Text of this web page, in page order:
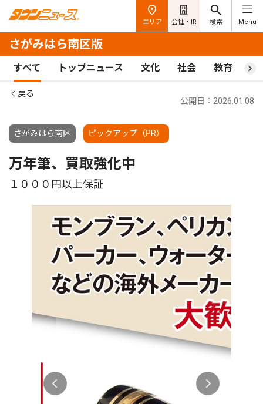
エリア 会社・IR 検索 Menu
さがみはら南区版
すべて トップニュース 文化 社会 教育 ス
戻る
さがみはら南区 ピックアップ（PR）
公開日：2026.01.08
万年筆、買取強化中
１０００円以上保証